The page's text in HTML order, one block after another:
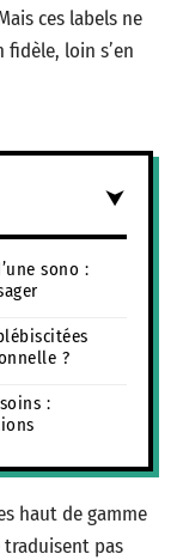
ces labels ne
loin s’en
sono :
?
:
haut de gamme
traduisent pas